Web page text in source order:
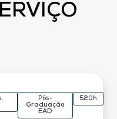
Pós-
Graduação
EAD
520h